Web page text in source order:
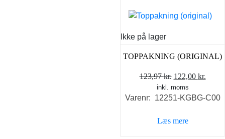
Ikke på lager
TOPPAKNING (ORIGINAL)
123,97kr. Den
oprindelige
pris
123,97 kr..
122,00 kr.
pris
inkl. moms
Varenr: 12251-KGBG-C00
Læs mere